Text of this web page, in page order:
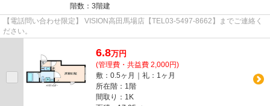
階数：3階建
【電話問い合わせ限定】 VISION高田馬場店【TEL03-5497-8662】までご連絡く
ださい。
6.8万円
(管理費・共益費 2,000円)
敷：0.5ヶ月｜礼：1ヶ月
所在階：1階
間取り：1K